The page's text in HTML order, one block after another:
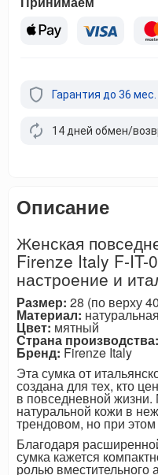
Гарантия до 36 мес.
14 дней обмен/
Описание
Женская
Firenze Italy F-
настроение и
Размер: 28 (по верху
Материал:
Цвет: мятный
Страна производства:
Бренд: Firenze Italy
Эта сумка от
создана для тех, кто
в повседневной
натуральной кожи в
трендовом, но при
Благодаря
сумка кажется
ролью вместительного